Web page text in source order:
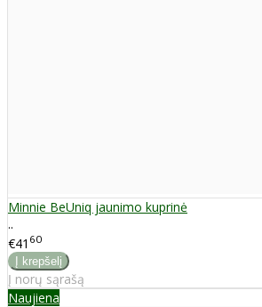
Minnie BeUniq jaunimo kuprinė
..
€41 60
Į norų sąrašą
Naujiena